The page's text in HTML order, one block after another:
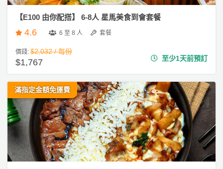
【E100 由你配搭】 6-8人 星馬美食到會套餐
4.6 6 至 8 人 套餐
價錢: $2,032 / 每份
$1,767 至少1天前預訂
滿指定金額免運費